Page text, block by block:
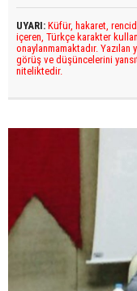
UYARI: Küfür, hakaret,
içeren, Türkçe karakter
onaylanmamaktadır.
görüş ve düşüncelerini
niteliktedir.